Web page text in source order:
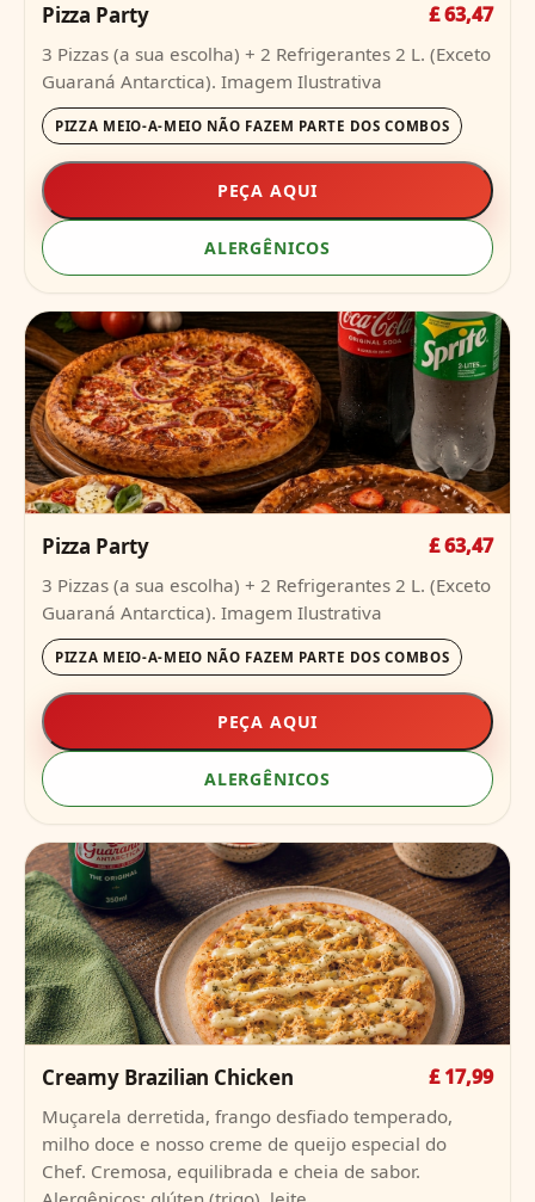
Pizza Party £ 63,47
3 Pizzas (a sua escolha) + 2 Refrigerantes 2 L. (Exceto
Guaraná Antarctica). Imagem Ilustrativa
PIZZA MEIO-A-MEIO NÃO FAZEM PARTE DOS COMBOS
PEÇA AQUI
ALERGÊNICOS
Pizza Party £ 63,47
3 Pizzas (a sua escolha) + 2 Refrigerantes 2 L. (Exceto
Guaraná Antarctica). Imagem Ilustrativa
PIZZA MEIO-A-MEIO NÃO FAZEM PARTE DOS COMBOS
PEÇA AQUI
ALERGÊNICOS
Creamy Brazilian Chicken £ 17,99
Muçarela derretida, frango desfiado temperado,
milho doce e nosso creme de queijo especial do
Chef. Cremosa, equilibrada e cheia de sabor.